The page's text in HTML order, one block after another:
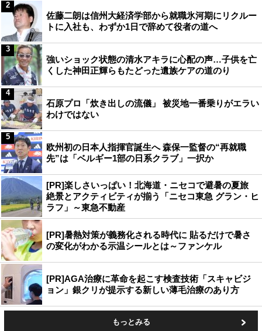
佐藤二朗は信州大経済学部から就職氷河期にリクルー
トに入社も、わずか1日で辞めて役者の道へ
2
強いショック状態の清水アキラに心配の声…子供を亡
くした神田正輝らもたどった遺族ケアの道のり
3
石原プロ「炊き出しの流儀」 被災地一番乗りがエラい
わけではない
4
欧州初の日本人指揮官誕生へ 森保一監督の“再就職
先”は「ベルギー1部の日系クラブ」一択か
5
[PR]楽しさいっぱい！北海道・ニセコで避暑の夏旅
絶景とアクティビティが揃う「ニセコ東急 グラン・ヒ
ラフ」～東急不動産
[PR]暑熱対策が義務化される時代に 貼るだけで暑さ
の変化がわかる示温シールとは～ファンケル
[PR]AGA治療に革命を起こす検査技術「スキャビジ
ョン」銀クリが提示する新しい薄毛治療のあり方
もっとみる